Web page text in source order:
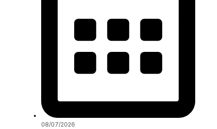
08/07/2026